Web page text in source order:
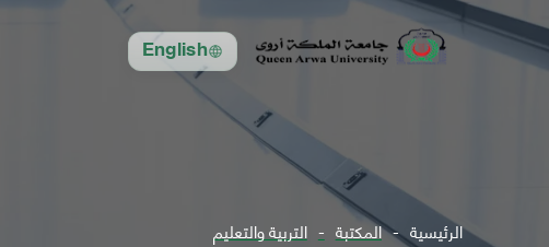
English
الرئيسية المكتبة التربية والتعليم